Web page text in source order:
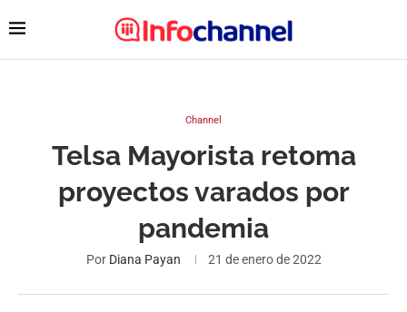
Channel
Telsa Mayorista retoma
proyectos varados por
pandemia
Por Diana Payan 21 de enero de 2022